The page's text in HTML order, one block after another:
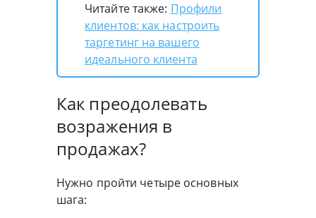
Читайте также: Профили
клиентов: как настроить
таргетинг на вашего
идеального клиента
Как преодолевать
возражения в
продажах?
Нужно пройти четыре основных
шага: